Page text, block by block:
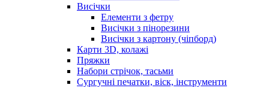
Висічки
Елементи з фетру
Висічки з пінорезини
Висічки з картону (чіпборд)
Карти 3D, колажі
Пряжки
Набори стрічок, тасьми
Сургучні печатки, віск, інструменти